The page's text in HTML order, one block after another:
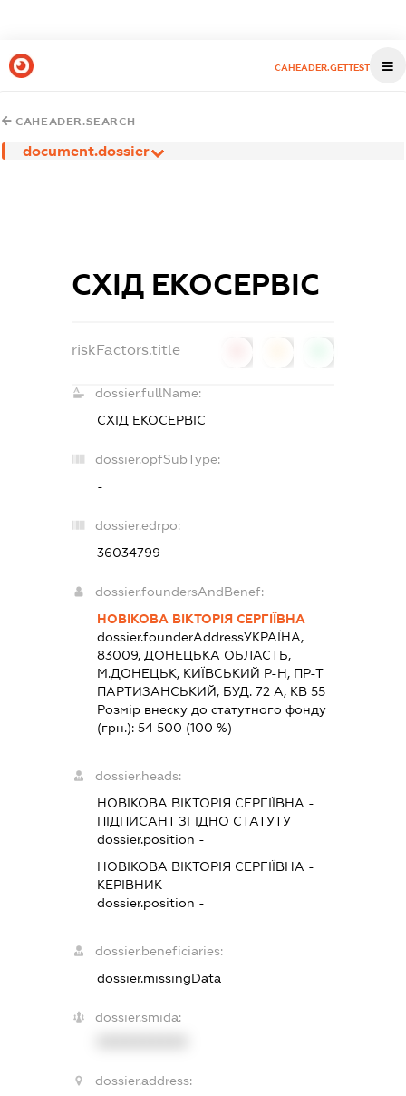
CAHEADER.GETTEST
CAHEADER.SEARCH
document.dossier
СХІД ЕКОСЕРВІС
riskFactors.title
dossier.fullName:
СХІД ЕКОСЕРВІС
dossier.opfSubType:
-
dossier.edrpo:
36034799
dossier.foundersAndBenef:
НОВІКОВА ВІКТОРІЯ СЕРГІЇВНА
dossier.founderAddressУКРАЇНА,
83009, ДОНЕЦЬКА ОБЛАСТЬ,
М.ДОНЕЦЬК, КИЇВСЬКИЙ Р-Н, ПР-Т
ПАРТИЗАНСЬКИЙ, БУД. 72 А, КВ 55
Розмір внеску до статутного фонду
(грн.): 54 500 (100 %)
dossier.heads:
НОВІКОВА ВІКТОРІЯ СЕРГІЇВНА -
ПІДПИСАНТЗГІДНО СТАТУТУ
dossier.position -
НОВІКОВА ВІКТОРІЯ СЕРГІЇВНА -
КЕРІВНИК
dossier.position -
dossier.beneficiaries:
dossier.missingData
dossier.smida:
dossier.address: